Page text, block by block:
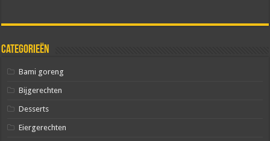
Categorieën
Bami goreng
Bijgerechten
Desserts
Eiergerechten